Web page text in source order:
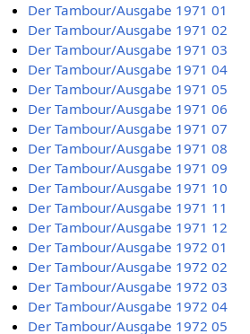
Der Tambour/Ausgabe 1971 01
Der Tambour/Ausgabe 1971 02
Der Tambour/Ausgabe 1971 03
Der Tambour/Ausgabe 1971 04
Der Tambour/Ausgabe 1971 05
Der Tambour/Ausgabe 1971 06
Der Tambour/Ausgabe 1971 07
Der Tambour/Ausgabe 1971 08
Der Tambour/Ausgabe 1971 09
Der Tambour/Ausgabe 1971 10
Der Tambour/Ausgabe 1971 11
Der Tambour/Ausgabe 1971 12
Der Tambour/Ausgabe 1972 01
Der Tambour/Ausgabe 1972 02
Der Tambour/Ausgabe 1972 03
Der Tambour/Ausgabe 1972 04
Der Tambour/Ausgabe 1972 05